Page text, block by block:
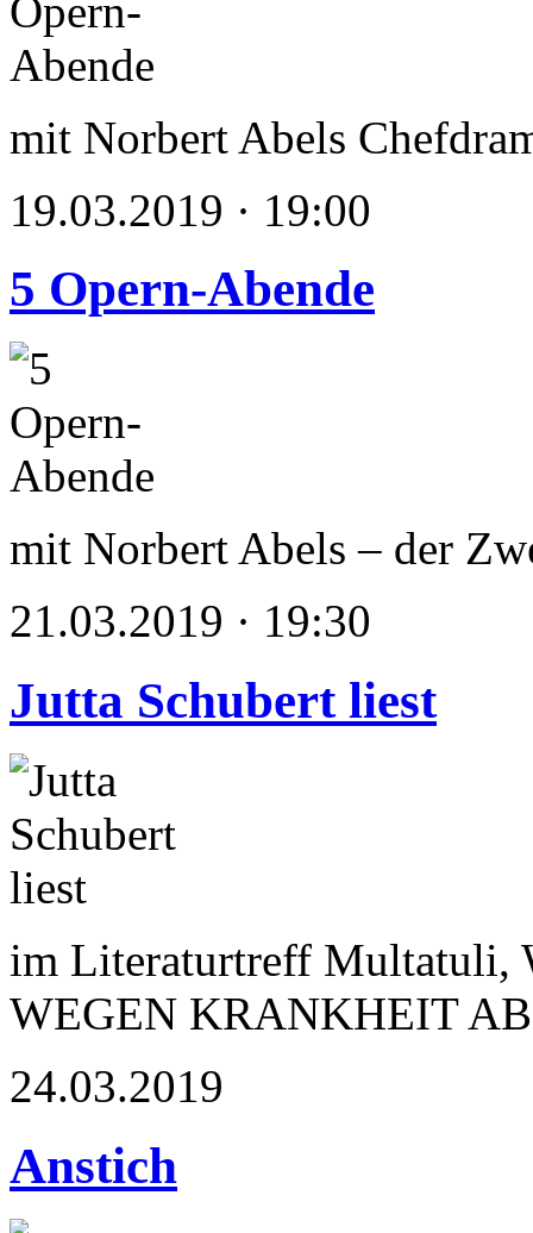
mit Norbert Abels
19.03.2019 · 19:00
5 Opern-Abende
mit Norbert Abels – der
21.03.2019 · 19:30
Jutta Schubert liest
im Literaturtreff Multatuli,
WEGEN KRANKHEIT
24.03.2019
Anstich